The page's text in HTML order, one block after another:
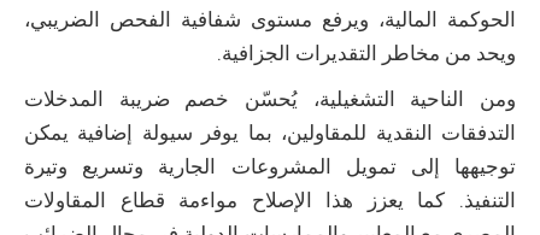
الحوكمة المالية، ويرفع مستوى شفافية الفحص الضريبي،
ويحد من مخاطر التقديرات الجزافية.
ومن الناحية التشغيلية، يُحسّن خصم ضريبة المدخلات
التدفقات النقدية للمقاولين، بما يوفر سيولة إضافية يمكن
توجيهها إلى تمويل المشروعات الجارية وتسريع وتيرة
التنفيذ. كما يعزز هذا الإصلاح مواءمة قطاع المقاولات